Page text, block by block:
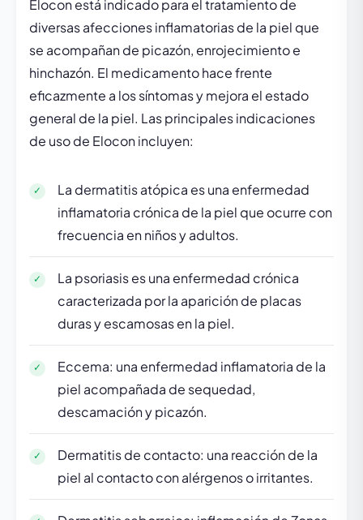
Elocon está indicado para el tratamiento de
diversas afecciones inflamatorias de la piel que
se acompañan de picazón, enrojecimiento e
hinchazón. El medicamento hace frente
eficazmente a los síntomas y mejora el estado
general de la piel. Las principales indicaciones
de uso de Elocon incluyen:
La dermatitis atópica es una enfermedad
inflamatoria crónica de la piel que ocurre con
frecuencia en niños y adultos.
La psoriasis es una enfermedad crónica
caracterizada por la aparición de placas
duras y escamosas en la piel.
Eccema: una enfermedad inflamatoria de la
piel acompañada de sequedad,
descamación y picazón.
Dermatitis de contacto: una reacción de la
piel al contacto con alérgenos o irritantes.